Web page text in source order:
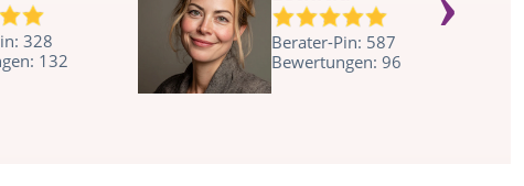
328
132
Berater-Pin: 587
Bewertungen: 96